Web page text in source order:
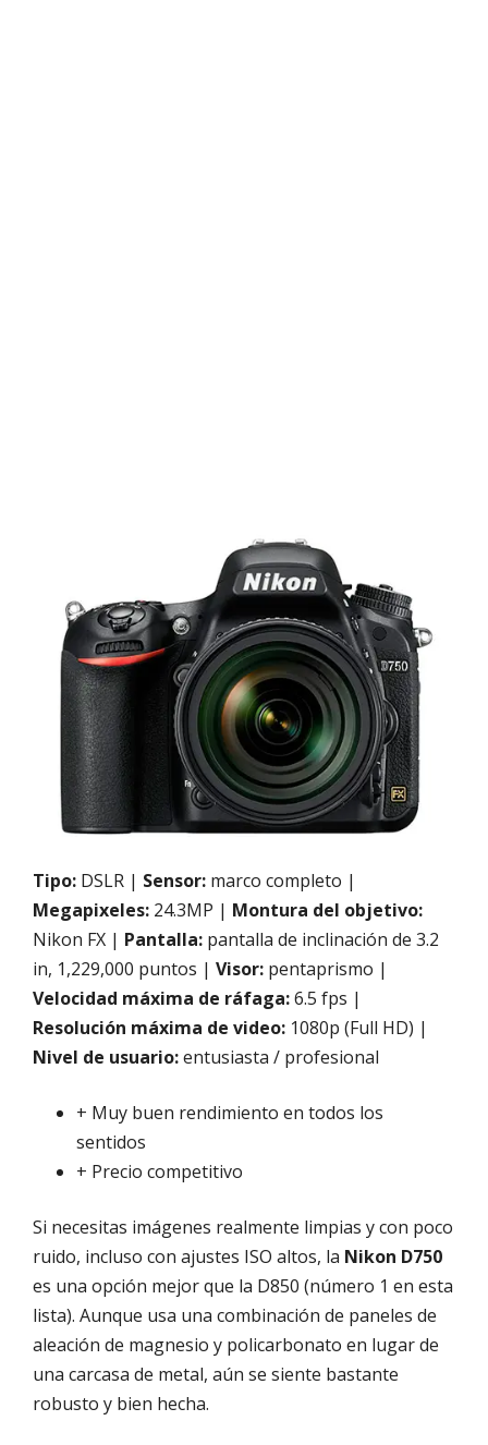
Tipo: DSLR | Sensor: marco completo |
Megapixeles: 24.3MP | Montura del objetivo:
Nikon FX | Pantalla: pantalla de inclinación de 3.2
in, 1,229,000 puntos | Visor: pentaprismo |
Velocidad máxima de ráfaga:6.5 fps |
Resolución máxima de video: 1080p (Full HD) |
Nivel de usuario:entusiasta / profesional
+ Muy buen rendimiento en todos los
sentidos
+ Precio competitivo
Si necesitas imágenes realmente limpias y con poco
ruido, incluso con ajustes ISO altos, la Nikon D750
es una opción mejor que la D850 (número 1 en esta
lista). Aunque usa una combinación de paneles de
aleación de magnesio y policarbonato en lugar de
una carcasa de metal, aún se siente bastante
robusto y bien hecha.